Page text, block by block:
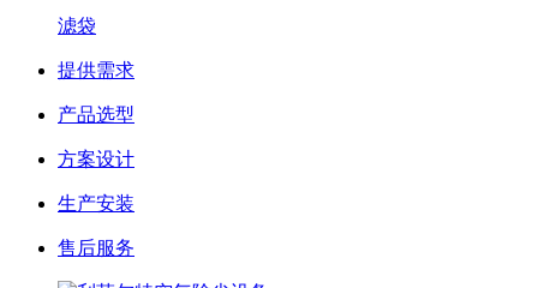
滤袋
提供需求
产品选型
方案设计
生产安装
售后服务